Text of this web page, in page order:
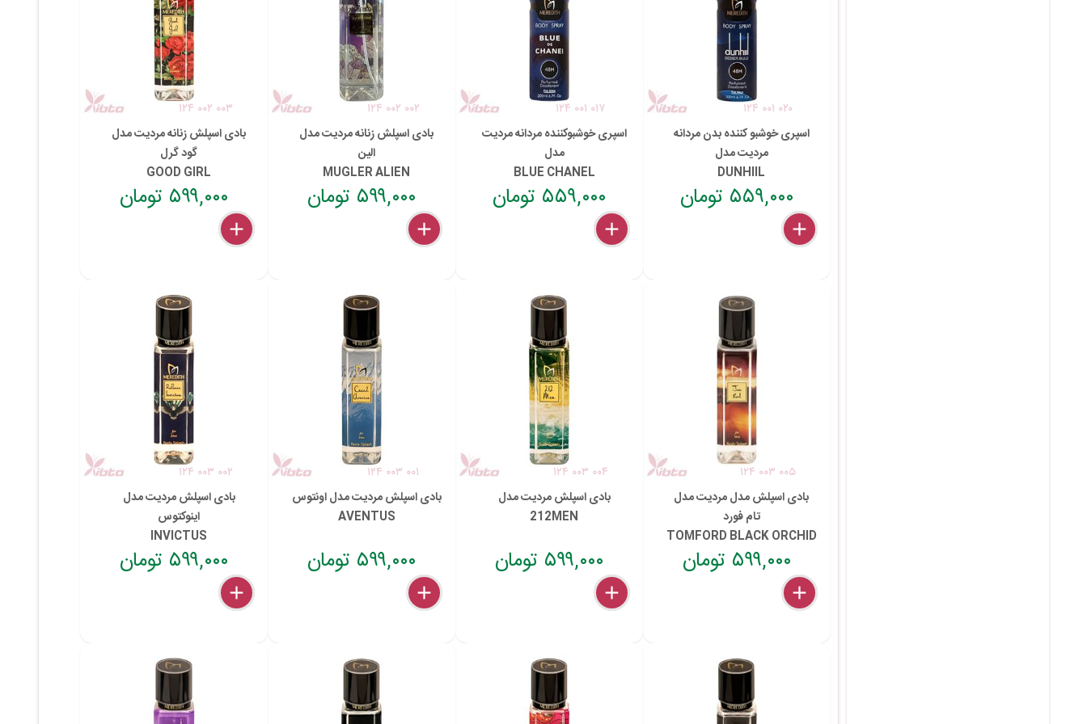
۱۲۴ ۰۰۱ ۰۲۰
اسپری خوشبو کننده بدن مردانه
مردیت مدل
DUNHIIL
۵۵۹,۰۰۰ تومان
delete
remove
add
۱۲۴ ۰۰۱ ۰۱۷
اسپری خوشبوکننده مردانه مردیت
مدل
BLUE CHANEL
۵۵۹,۰۰۰ تومان
delete
remove
add
۱۲۴ ۰۰۲ ۰۰۲
بادی اسپلش زنانه مردیت مدل
الین
MUGLER ALIEN
۵۹۹,۰۰۰ تومان
delete
remove
add
۱۲۴ ۰۰۲ ۰۰۳
بادی اسپلش زنانه مردیت مدل
گود گرل
GOOD GIRL
۵۹۹,۰۰۰ تومان
delete
remove
add
۱۲۴ ۰۰۳ ۰۰۵
بادی اسپلش مدل مردیت مدل
تام فورد
TOMFORD BLACK ORCHID
۵۹۹,۰۰۰ تومان
delete
remove
add
۱۲۴ ۰۰۳ ۰۰۴
بادی اسپلش مردیت مدل
212MEN
۵۹۹,۰۰۰ تومان
delete
remove
add
۱۲۴ ۰۰۳ ۰۰۱
بادی اسپلش مردیت مدل اونتوس
AVENTUS
۵۹۹,۰۰۰ تومان
delete
remove
add
۱۲۴ ۰۰۳ ۰۰۲
بادی اسپلش مردیت مدل
اینوکتوس
INVICTUS
۵۹۹,۰۰۰ تومان
delete
remove
add